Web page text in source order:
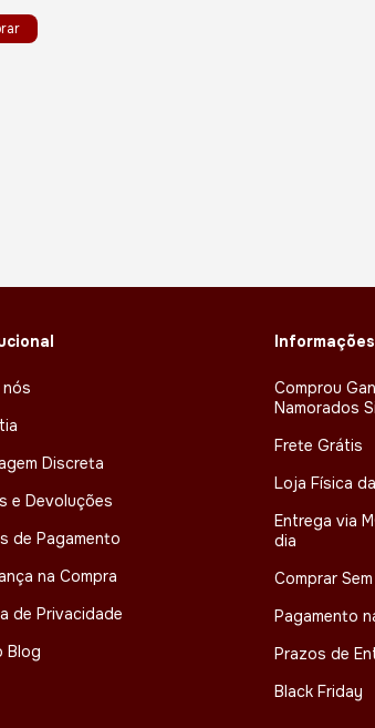
Discreta
e Devoluções
de Pagamento
na Compra
de Privacidade
Blog
Informações
Comprou
Namorados
Frete Grátis
Loja Física
Entrega via
dia
Comprar
Pagamento
Prazos de
Black Friday